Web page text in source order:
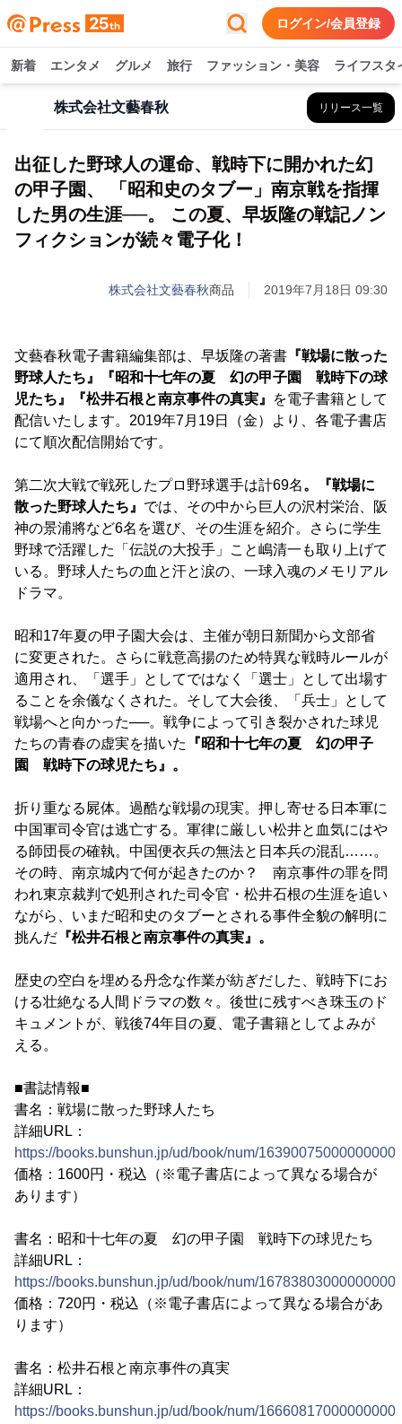
ログイン/会員登録
新着 エンタメ グルメ 旅行 ファッション・美容 ライフスタ
株式会社文藝春秋 リリース一覧
出征した野球人の運命、戦時下に開かれた幻
の甲子園、 「昭和史のタブー」南京戦を指揮
した男の生涯──。 この夏、早坂隆の戦記ノン
フィクションが続々電子化！
株式会社文藝春秋商品 2019年7月18日 09:30
文藝春秋電子書籍編集部は、早坂隆の著書 『戦場に散った
野球人たち』『昭和十七年の夏 幻の甲子園 戦時下の球
児たち』『松井石根と南京事件の真実』
を電子書籍として
配信いたします。2019年7月19日（金）より、各電子書店
にて順次配信開始です。
第二次大戦で戦死したプロ野球選手は計69名。『戦場に
散った野球人たち』 では、その中から巨人の沢村栄治、阪
神の景浦將など6名を選び、その生涯を紹介。さらに学生
野球で活躍した「伝説の大投手」こと嶋清一も取り上げて
いる。野球人たちの血と汗と涙の、一球入魂のメモリアル
ドラマ。
昭和17年夏の甲子園大会は、主催が朝日新聞から文部省
に変更された。さらに戦意高揚のため特異な戦時ルールが
適用され、「選手」としてではなく「選士」として出場す
ることを余儀なくされた。そして大会後、「兵士」として
戦場へと向かった──。戦争によって引き裂かされた球児
たちの青春の虚実を描いた
『昭和十七年の夏 幻の甲子
園 戦時下の球児たち』。
折り重なる屍体。過酷な戦場の現実。押し寄せる日本軍に
中国軍司令官は逃亡する。軍律に厳しい松井と血気にはや
る師団長の確執。中国便衣兵の無法と日本兵の混乱……。
その時、南京城内で何が起きたのか？ 南京事件の罪を問
われ東京裁判で処刑された司令官・松井石根の生涯を追い
ながら、いまだ昭和史のタブーとされる事件全貌の解明に
挑んだ 『松井石根と南京事件の真実』。
歴史の空白を埋める丹念な作業が紡ぎだした、戦時下にお
ける壮絶なる人間ドラマの数々。後世に残すべき珠玉のド
キュメントが、戦後74年目の夏、電子書籍としてよみが
える。
■書誌情報■
書名：戦場に散った野球人たち
詳細URL：
https://books.bunshun.jp/ud/book/num/
価格：1600円・税込（※電子書店によって異なる場合が
あります）
書名：昭和十七年の夏 幻の甲子園 戦時下の球児たち
詳細URL：
https://books.bunshun.jp/ud/book/num/
価格：720円・税込（※電子書店によって異なる場合があ
ります）
書名：松井石根と南京事件の真実
詳細URL：
https://books.bunshun.jp/ud/book/num/